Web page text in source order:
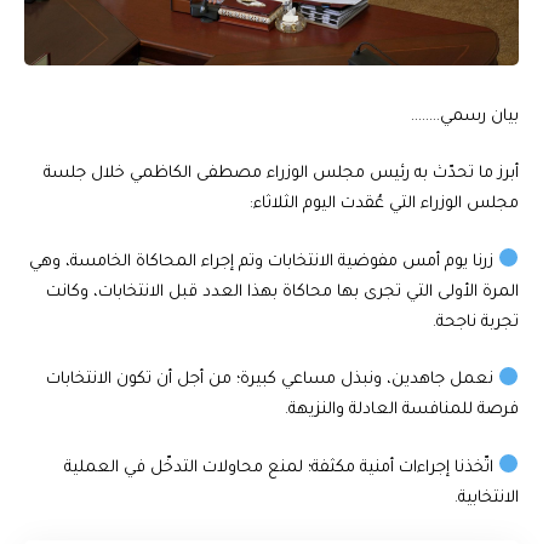
بيان رسمي……..
أبرز ما تحدّث به رئيس مجلس الوزراء مصطفى الكاظمي خلال جلسة
مجلس الوزراء التي عُقدت اليوم الثلاثاء:
زرنا يوم أمس مفوضية الانتخابات وتم إجراء المحاكاة الخامسة، وهي
المرة الأولى التي تجرى بها محاكاة بهذا العدد قبل الانتخابات، وكانت
تجربة ناجحة.
نعمل جاهدين، ونبذل مساعي كبيرة؛ من أجل أن تكون الانتخابات
فرصة للمنافسة العادلة والنزيهة.
اتّخذنا إجراءات أمنية مكثفة؛ لمنع محاولات التدخّل في العملية
الانتخابية.